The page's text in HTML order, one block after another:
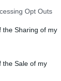
app uses one
usage behaviour.
Google and its
specified purposes
Opt Outs
the Sharing of my
the Sale of my